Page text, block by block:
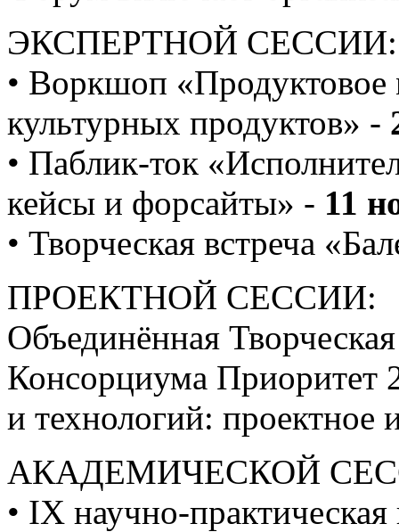
ЭКСПЕРТНОЙ СЕССИИ:
• Воркшоп
культурных продуктов» -
• Паблик-ток
кейсы и форсайты» - 11
• Творческая встреча
ПРОЕКТНОЙ СЕССИИ:
Объединённая
Консорциума Приоритет
и технологий: проектное
АКАДЕМИЧЕСКОЙ
• IХ научно-